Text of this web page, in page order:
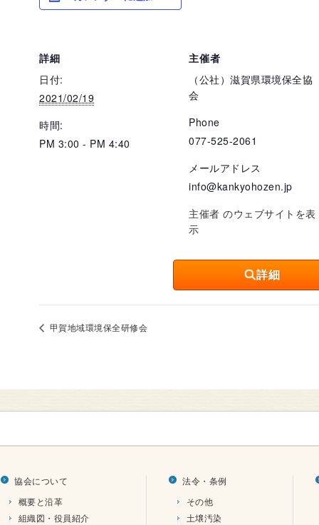
詳細
日付:
2021/02/19
時間:
PM 3:00 - PM 4:40
主催者
（公社）滋賀県環境保全協
会
Phone
077-525-2061
メールアドレス
info@kankyohozen.jp
主催者 のウェブサイトを表
示
詳細
甲賀地域環境保全研修会
協会について
概要と沿革
組織図・役員紹介
法令・条例
その他
土壌汚染